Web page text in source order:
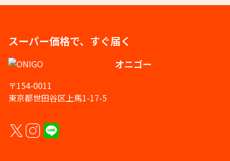
スーパー価格で、すぐ届く
オニゴー
〒154-0011
東京都世田谷区上馬1-17-5